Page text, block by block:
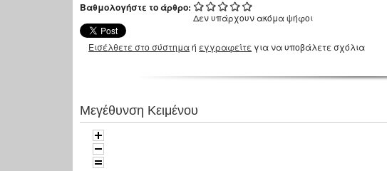
Βαθμολογήστε το άρθρο:
Δεν υπάρχουν ακόμα ψήφοι
Εισέλθετε στο σύστημαή εγγραφείτε για να υποβάλετε σχόλια
Μεγέθυνση Κειμένου